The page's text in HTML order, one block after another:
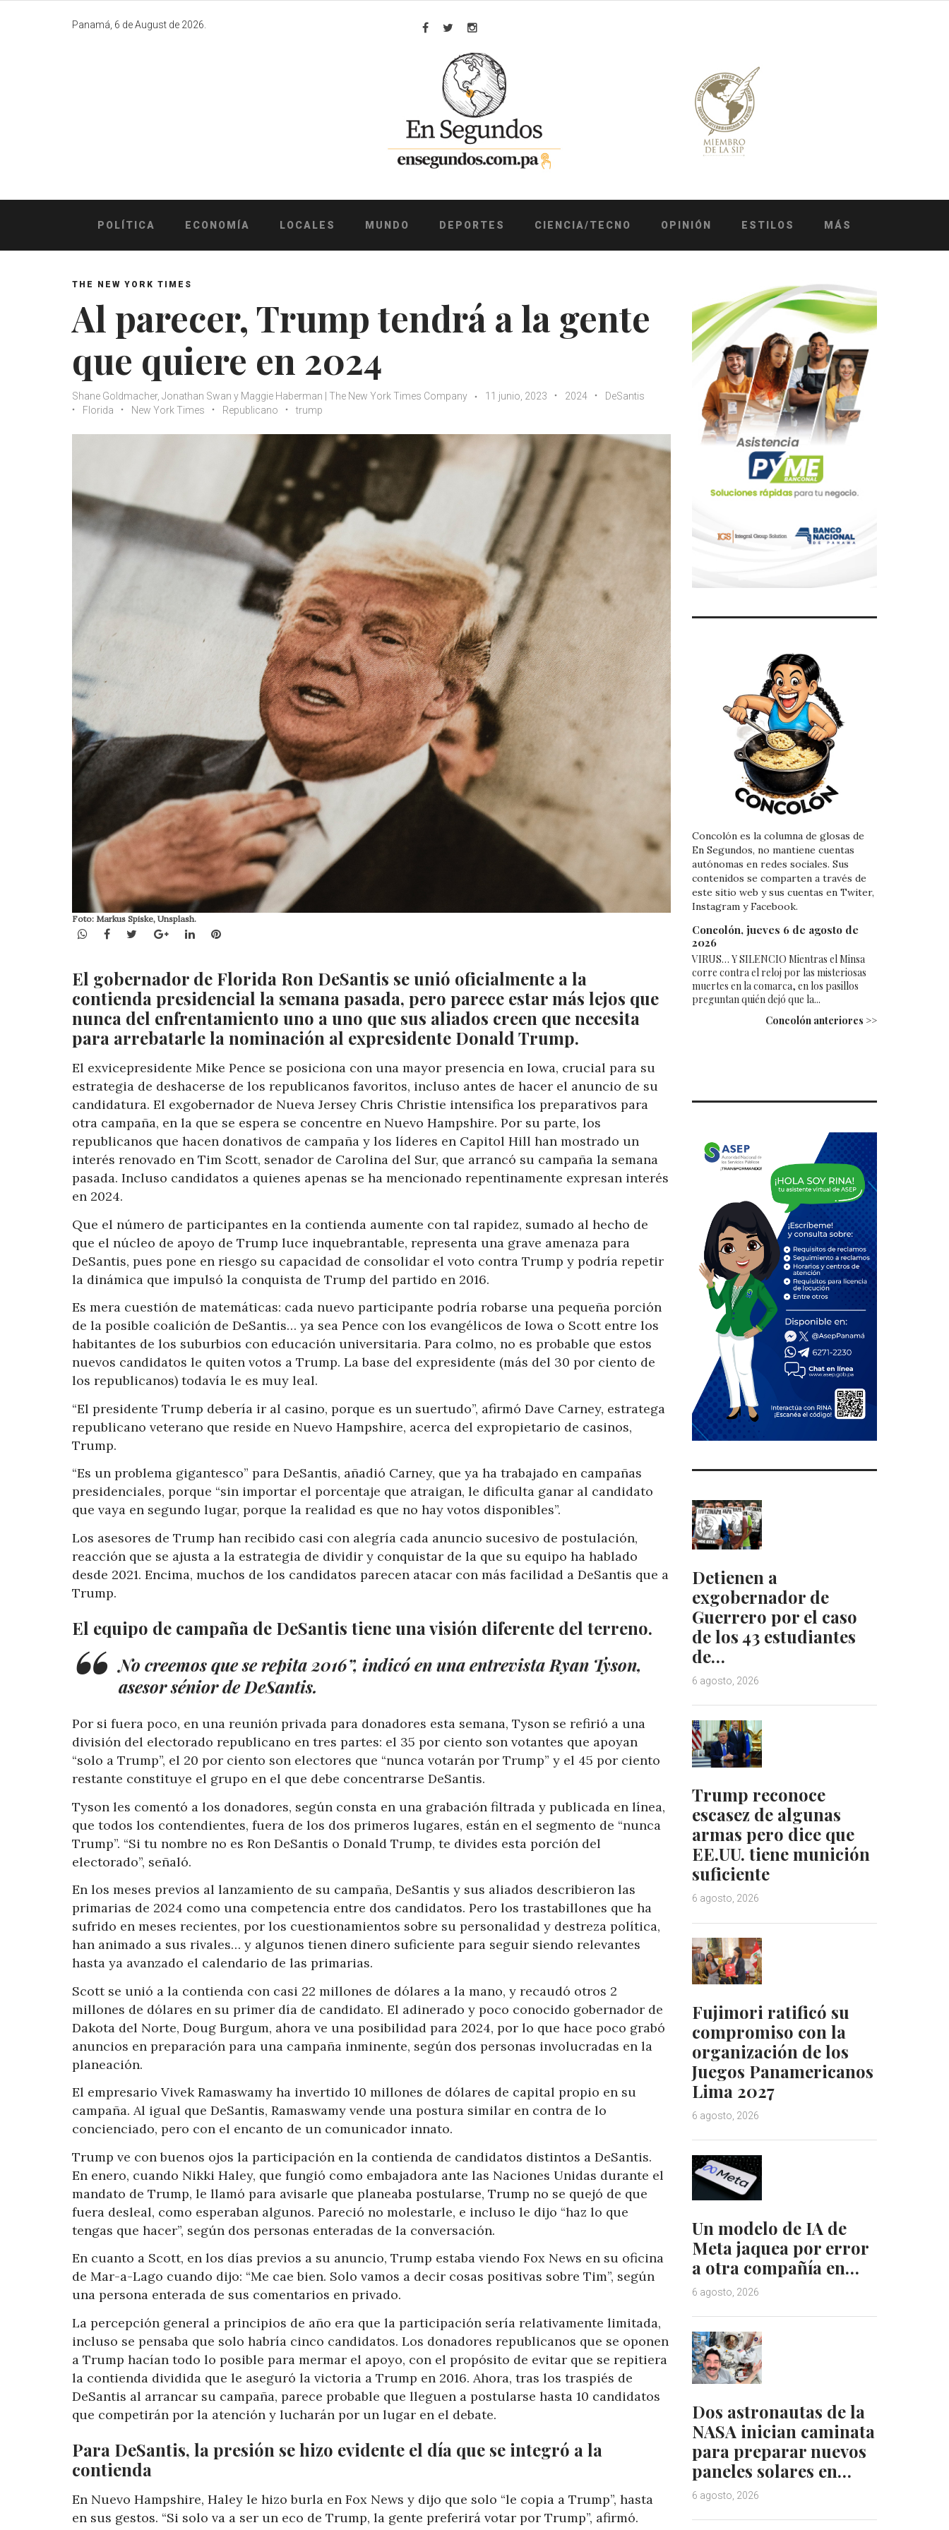
Panamá, 6 de August de 2026.
Facebook
TwitterInstagram
POLÍTICA ECONOMÍA LOCALES MUNDO DEPORTES CIENCIA/TECNO OPINIÓN ESTILOS MÁS
THE NEW YORK TIMES
Al parecer, Trump tendrá a la gente
que quiere en 2024
Shane Goldmacher, Jonathan Swan y Maggie Haberman | The New York Times Company 11 junio, 2023 2024
DeSantis
Florida
New York Times Republicano trump
Foto: Markus Spiske, Unsplash.
WhatsApp
Facebook
TwitterGoogle+LinkedInPinterest
El gobernador de Florida Ron DeSantis se unió oficialmente a la
contienda presidencial la semana pasada, pero parece estar más lejos que
nunca del enfrentamiento uno a uno que sus aliados creen que necesita
para arrebatarle la nominación al expresidente Donald Trump.
El exvicepresidente Mike Pence se posiciona con una mayor presencia en Iowa, crucial para su
estrategia de deshacerse de los republicanos favoritos, incluso antes de hacer el anuncio de su
candidatura. El exgobernador de Nueva Jersey Chris Christie intensifica los preparativos para
otra campaña, en la que se espera se concentre en Nuevo Hampshire. Por su parte, los
republicanos que hacen donativos de campaña y los líderes en Capitol Hill han mostrado un
interés renovado en Tim Scott, senador de Carolina del Sur, que arrancó su campaña la semana
pasada. Incluso candidatos a quienes apenas se ha mencionado repentinamente expresan interés
en 2024.
Que el número de participantes en la contienda aumente con tal rapidez, sumado al hecho de
que el núcleo de apoyo de Trump luce inquebrantable, representa una grave amenaza para
DeSantis, pues pone en riesgo su capacidad de consolidar el voto contra Trump y podría repetir
la dinámica que impulsó la conquista de Trump del partido en 2016.
Es mera cuestión de matemáticas: cada nuevo participante podría robarse una pequeña porción
de la posible coalición de DeSantis… ya sea Pence con los evangélicos de Iowa o Scott entre los
habitantes de los suburbios con educación universitaria. Para colmo, no es probable que estos
nuevos candidatos le quiten votos a Trump. La base del expresidente (más del 30 por ciento de
los republicanos) todavía le es muy leal.
“El presidente Trump debería ir al casino, porque es un suertudo”, afirmó Dave Carney, estratega
republicano veterano que reside en Nuevo Hampshire, acerca del expropietario de casinos,
Trump.
“Es un problema gigantesco” para DeSantis, añadió Carney, que ya ha trabajado en campañas
presidenciales, porque “sin importar el porcentaje que atraigan, le dificulta ganar al candidato
que vaya en segundo lugar, porque la realidad es que no hay votos disponibles”.
Los asesores de Trump han recibido casi con alegría cada anuncio sucesivo de postulación,
reacción que se ajusta a la estrategia de dividir y conquistar de la que su equipo ha hablado
desde 2021. Encima, muchos de los candidatos parecen atacar con más facilidad a DeSantis que a
Trump.
El equipo de campaña de DeSantis tiene una visión diferente del terreno.
No creemos que se repita 2016”, indicó en una entrevista Ryan Tyson,
asesor sénior de DeSantis.
Por si fuera poco, en una reunión privada para donadores esta semana, Tyson se refirió a una
división del electorado republicano en tres partes: el 35 por ciento son votantes que apoyan
“solo a Trump”, el 20 por ciento son electores que “nunca votarán por Trump” y el 45 por ciento
restante constituye el grupo en el que debe concentrarse DeSantis.
Tyson les comentó a los donadores, según consta en una grabación filtrada y publicada en línea,
que todos los contendientes, fuera de los dos primeros lugares, están en el segmento de “nunca
Trump”. “Si tu nombre no es Ron DeSantis o Donald Trump, te divides esta porción del
electorado”, señaló.
En los meses previos al lanzamiento de su campaña, DeSantis y sus aliados describieron las
primarias de 2024 como una competencia entre dos candidatos. Pero los trastabillones que ha
sufrido en meses recientes, por los cuestionamientos sobre su personalidad y destreza política,
han animado a sus rivales… y algunos tienen dinero suficiente para seguir siendo relevantes
hasta ya avanzado el calendario de las primarias.
Scott se unió a la contienda con casi 22 millones de dólares a la mano, y recaudó otros 2
millones de dólares en su primer día de candidato. El adinerado y poco conocido gobernador de
Dakota del Norte, Doug Burgum, ahora ve una posibilidad para 2024, por lo que hace poco grabó
anuncios en preparación para una campaña inminente, según dos personas involucradas en la
planeación.
El empresario Vivek Ramaswamy ha invertido 10 millones de dólares de capital propio en su
campaña. Al igual que DeSantis, Ramaswamy vende una postura similar en contra de lo
concienciado, pero con el encanto de un comunicador innato.
Trump ve con buenos ojos la participación en la contienda de candidatos distintos a DeSantis.
En enero, cuando Nikki Haley, que fungió como embajadora ante las Naciones Unidas durante el
mandato de Trump, le llamó para avisarle que planeaba postularse, Trump no se quejó de que
fuera desleal, como esperaban algunos. Pareció no molestarle, e incluso le dijo “haz lo que
tengas que hacer”, según dos personas enteradas de la conversación.
En cuanto a Scott, en los días previos a su anuncio, Trump estaba viendo Fox News en su oficina
de Mar-a-Lago cuando dijo: “Me cae bien. Solo vamos a decir cosas positivas sobre Tim”, según
una persona enterada de sus comentarios en privado.
La percepción general a principios de año era que la participación sería relativamente limitada,
incluso se pensaba que solo habría cinco candidatos. Los donadores republicanos que se oponen
a Trump hacían todo lo posible para mermar el apoyo, con el propósito de evitar que se repitiera
la contienda dividida que le aseguró la victoria a Trump en 2016. Ahora, tras los traspiés de
DeSantis al arrancar su campaña, parece probable que lleguen a postularse hasta 10 candidatos
que competirán por la atención y lucharán por un lugar en el debate.
Para DeSantis, la presión se hizo evidente el día que se integró a la
contienda
En Nuevo Hampshire, Haley le hizo burla en Fox News y dijo que solo “le copia a Trump”, hasta
en sus gestos. “Si solo va a ser un eco de Trump, la gente preferirá votar por Trump”, afirmó.
Concolón es la columna de glosas de
En Segundos, no mantiene cuentas
autónomas en redes sociales. Sus
contenidos se comparten a través de
este sitio web y sus cuentas en Twiter,
Instagram y Facebook.
Concolón, jueves 6 de agosto de
2026
VIRUS… Y SILENCIO Mientras el Minsa
corre contra el reloj por las misteriosas
muertes en la comarca, en los pasillos
preguntan quién dejó que la...
Concolón anteriores >>
Detienen a
exgobernador de
Guerrero por el caso
de los 43 estudiantes
de…
6 agosto, 2026
Trump reconoce
escasez de algunas
armas pero dice que
EE.UU. tiene munición
suficiente
6 agosto, 2026
Fujimori ratificó su
compromiso con la
organización de los
Juegos Panamericanos
Lima 2027
6 agosto, 2026
Un modelo de IA de
Meta jaquea por error
a otra compañía en…
6 agosto, 2026
Dos astronautas de la
NASA inician caminata
para preparar nuevos
paneles solares en…
6 agosto, 2026